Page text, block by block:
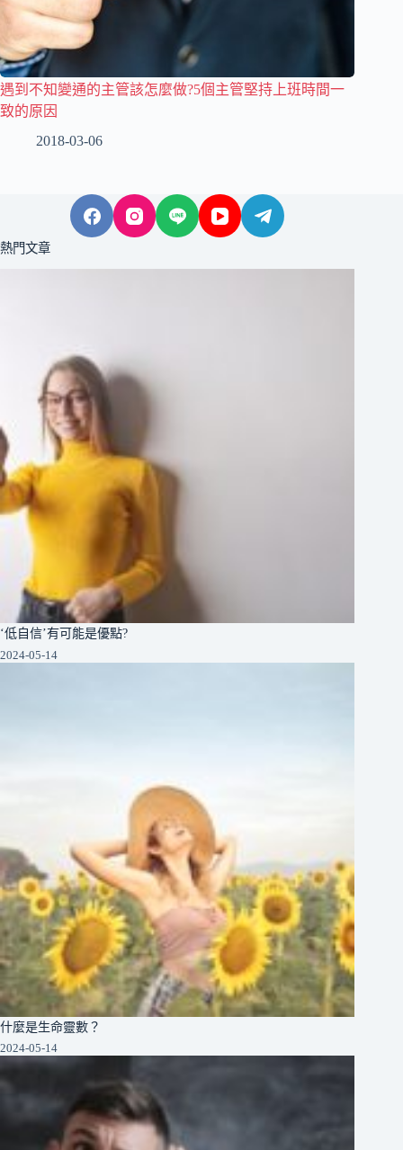
遇到不知變通的主管該怎麼做?5個主管堅持上班時間一
致的原因
2018-03-06
熱門文章
‘低自信’有可能是優點?
2024-05-14
什麼是生命靈數？
2024-05-14